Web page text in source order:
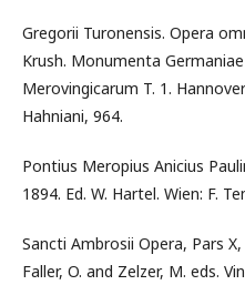
Gregorii Turonensis. Opera
Krush. Monumenta
Merovingicarum T. 1.
Hahniani, 964.
Pontius Meropius Anicius
1894. Ed. W. Hartel. Wien: F.
Sancti Ambrosii Opera, Pars
Faller, O. and Zelzer, M. eds.